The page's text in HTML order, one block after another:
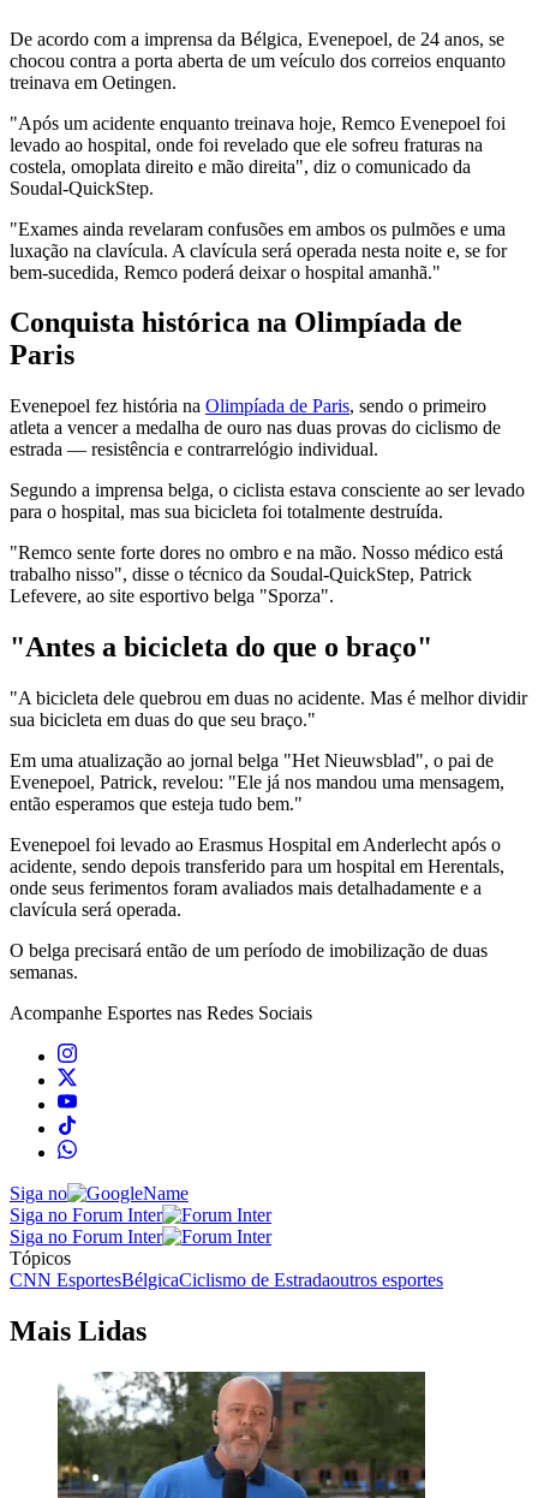
De acordo com a imprensa da Bélgica, Evenepoel, de 24 anos, se
chocou contra a porta aberta de um veículo dos correios enquanto
treinava em Oetingen.
"Após um acidente enquanto treinava hoje, Remco Evenepoel foi
levado ao hospital, onde foi revelado que ele sofreu fraturas na
costela, omoplata direito e mão direita", diz o comunicado da
Soudal-QuickStep.
"Exames ainda revelaram confusões em ambos os pulmões e uma
luxação na clavícula. A clavícula será operada nesta noite e, se for
bem-sucedida, Remco poderá deixar o hospital amanhã."
Conquista histórica na Olimpíada de
Paris
Evenepoel fez história na Olimpíada de Paris, sendo o primeiro
atleta a vencer a medalha de ouro nas duas provas do ciclismo de
estrada — resistência e contrarrelógio individual.
Segundo a imprensa belga, o ciclista estava consciente ao ser levado
para o hospital, mas sua bicicleta foi totalmente destruída.
"Remco sente forte dores no ombro e na mão. Nosso médico está
trabalho nisso", disse o técnico da Soudal-QuickStep, Patrick
Lefevere, ao site esportivo belga "Sporza".
"Antes a bicicleta do que o braço"
"A bicicleta dele quebrou em duas no acidente. Mas é melhor dividir
sua bicicleta em duas do que seu braço."
Em uma atualização ao jornal belga "Het Nieuwsblad", o pai de
Evenepoel, Patrick, revelou: "Ele já nos mandou uma mensagem,
então esperamos que esteja tudo bem."
Evenepoel foi levado ao Erasmus Hospital em Anderlecht após o
acidente, sendo depois transferido para um hospital em Herentals,
onde seus ferimentos foram avaliados mais detalhadamente e a
clavícula será operada.
O belga precisará então de um período de imobilização de duas
semanas.
Acompanhe Esportes nas Redes Sociais
Siga no
Siga no Forum Inter
Siga no Forum Inter
Tópicos
CNN EsportesBélgicaCiclismo de Estradaoutros esportes
Mais Lidas